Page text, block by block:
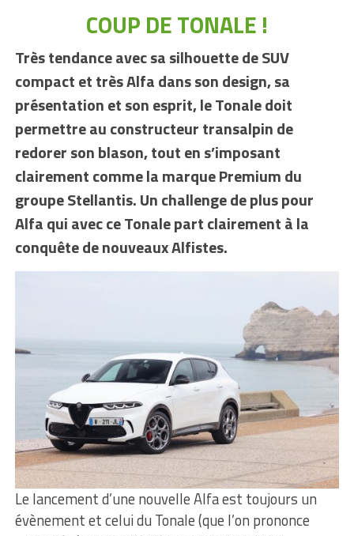
COUP DE TONALE !
Très tendance avec sa silhouette de SUV
compact et très Alfa dans son design, sa
présentation et son esprit, le Tonale doit
permettre au constructeur transalpin de
redorer son blason, tout en s’imposant
clairement comme la marque Premium du
groupe Stellantis. Un challenge de plus pour
Alfa qui avec ce Tonale part clairement à la
conquête de nouveaux Alfistes.
Le lancement d’une nouvelle Alfa est toujours un
évènement et celui du Tonale (que l’on prononce